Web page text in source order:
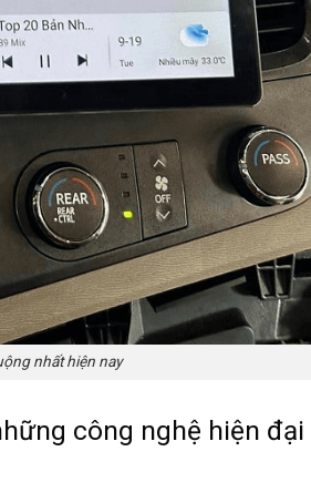
nhất hiện nay
công nghệ hiện đại